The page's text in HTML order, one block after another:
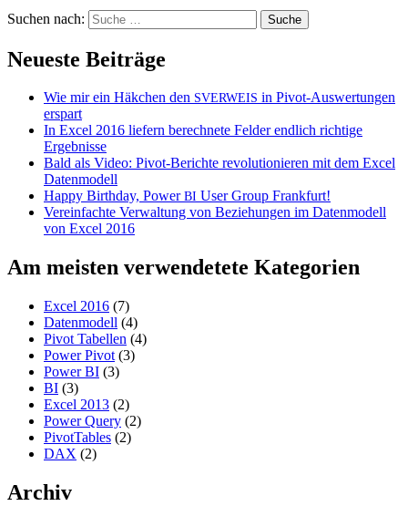
Suchen nach:
Neueste Beiträge
Wie mir ein Häkchen den SVERWEIS in Pivot-Auswertungen
erspart
In Excel 2016 liefern berechnete Felder endlich richtige
Ergebnisse
Bald als Video: Pivot-Berichte revolutionieren mit dem Excel
Datenmodell
Happy Birthday, PowerBI User Group Frankfurt!
Vereinfachte Verwaltung von Beziehungen im Datenmodell
von Excel 2016
Am meisten verwendetete Kategorien
Excel 2016 (7)
Datenmodell (4)
Pivot Tabellen (4)
Power Pivot (3)
Power BI (3)
BI (3)
Excel 2013 (2)
Power Query (2)
PivotTables (2)
DAX (2)
Archiv